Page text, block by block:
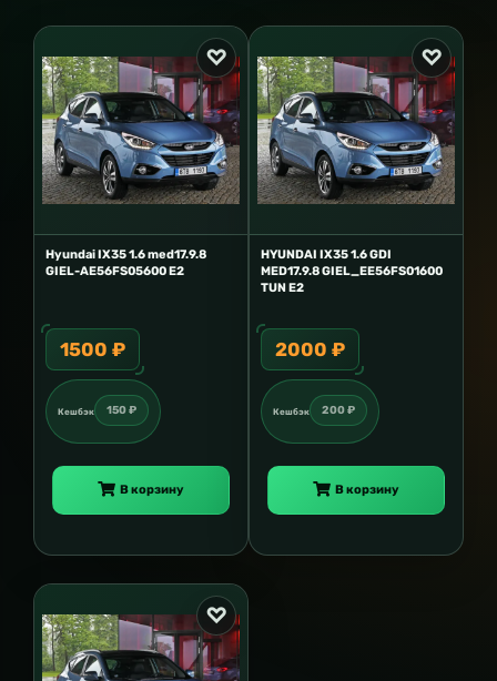
Hyundai IX35 1.6 med17.9.8
GIEL-AE56FS05600 E2
1500 ₽
Кешбэк 150 ₽
В корзину
HYUNDAI IX35 1.6 GDI
MED17.9.8 GIEL_EE56FS01600
TUN E2
2000 ₽
Кешбэк 200 ₽
В корзину